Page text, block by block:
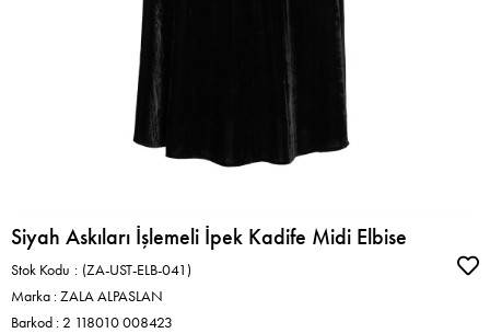
Siyah Askıları İşlemeli İpek Kadife Midi Elbise
Stok Kodu
(ZA-UST-ELB-041)
Marka :ZALA ALPASLAN
Barkod : 2 118010 008423